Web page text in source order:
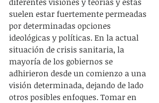
suelen estar fuertemente permeadas
por determinadas opciones
ideológicas y políticas. En la actual
situación de crisis sanitaria, la
mayoría de los gobiernos se
adhirieron desde un comienzo a una
visión determinada, dejando de lado
otros posibles enfoques. Tomar en